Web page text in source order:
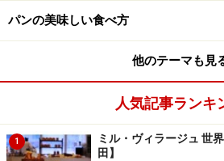
パンの美味しい食べ方
他のテーマも見
人気記事ランキ
1
ミル・ヴィラージュ 世
田】